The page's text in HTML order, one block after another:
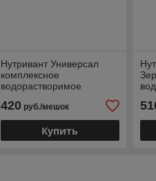
Нутривант Универсал
комплексное
водорастворимое
420руб./мешок
Купить